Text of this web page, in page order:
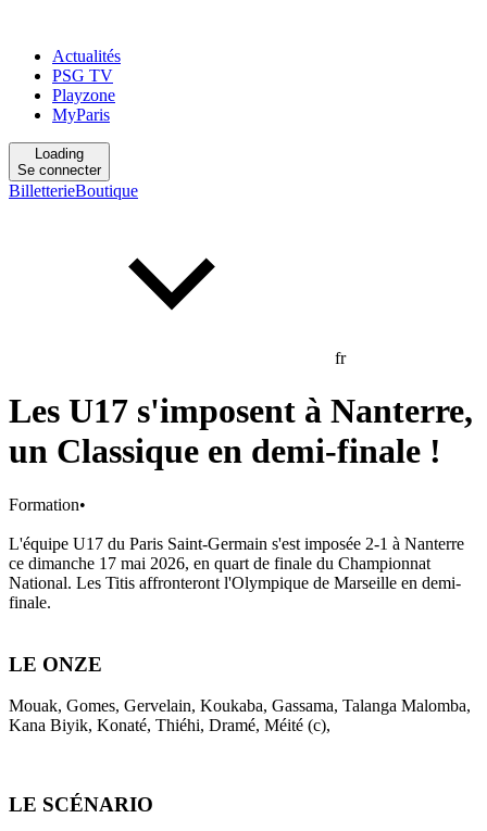
Actualités
PSG TV
Playzone
MyParis
Loading
Se connecter
BilletterieBoutique
fr
Les U17 s'imposent à Nanterre,
un Classique en demi-finale !
Formation•
L'équipe U17 du Paris Saint-Germain s'est imposée 2-1 à Nanterre
ce dimanche 17 mai 2026, en quart de finale du Championnat
National. Les Titis affronteront l'Olympique de Marseille en demi-
finale.
LE ONZE
Mouak, Gomes, Gervelain, Koukaba, Gassama, Talanga Malomba,
Kana Biyik, Konaté, Thiéhi, Dramé, Méité (c),
LE SCÉNARIO